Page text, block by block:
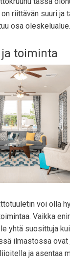
riittävän suuri ja
osa oleskelualue.
toiminta
voi olla
Vaikka
yhtä suosittuja
ilmastossa ovat
ja asentaa